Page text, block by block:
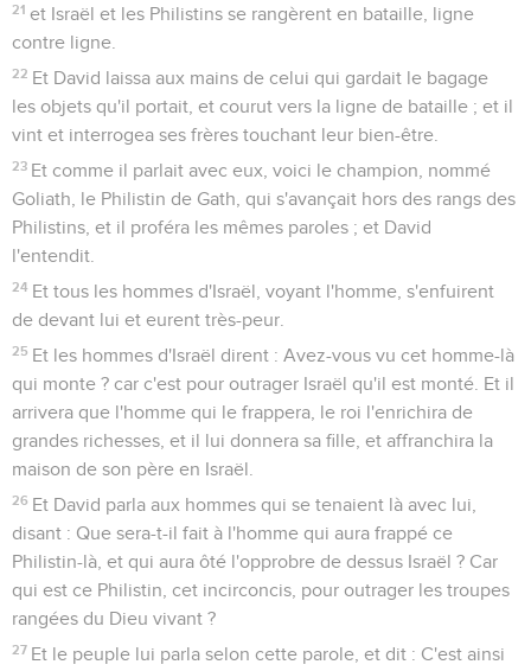
21 et Israël et les Philistins se rangèrent en bataille, ligne
contre ligne.
22 Et David laissa aux mains de celui qui gardait le bagage
les objets qu'il portait, et courut vers la ligne de bataille ; et il
vint et interrogea ses frères touchant leur bien-être.
23 Et comme il parlait avec eux, voici le champion, nommé
Goliath, le Philistin de Gath, qui s'avançait hors des rangs des
Philistins, et il proféra les mêmes paroles ; et David
l'entendit.
24 Et tous les hommes d'Israël, voyant l'homme, s'enfuirent
de devant lui et eurent très-peur.
25 Et les hommes d'Israël dirent : Avez-vous vu cet homme-là
qui monte ? car c'est pour outrager Israël qu'il est monté. Et il
arrivera que l'homme qui le frappera, le roi l'enrichira de
grandes richesses, et il lui donnera sa fille, et affranchira la
maison de son père en Israël.
26 Et David parla aux hommes qui se tenaient là avec lui,
disant : Que sera-t-il fait à l'homme qui aura frappé ce
Philistin-là, et qui aura ôté l'opprobre de dessus Israël ? Car
qui est ce Philistin, cet incirconcis, pour outrager les troupes
rangées du Dieu vivant ?
27 Et le peuple lui parla selon cette parole, et dit : C'est ainsi